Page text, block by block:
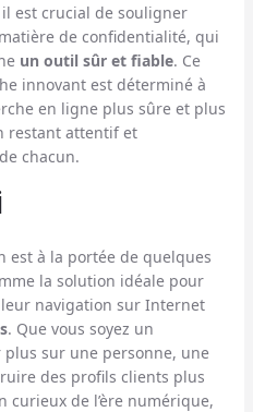
est crucial de souligner
de confidentialité, qui
un outil sûr et fiable. Ce
innovant est déterminé à
en ligne plus sûre et plus
restant attentif et
chacun.
est à la portée de quelques
la solution idéale pour
navigation sur Internet
. Que vous soyez un
sur une personne, une
des profils clients plus
de l’ère numérique,